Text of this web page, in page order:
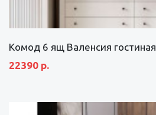
Комод 6 ящ Валенсия гостиная
22390 р.